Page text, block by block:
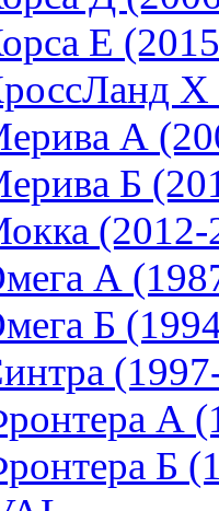
E
X
А
Б
(2012-
А
Б
А
Б